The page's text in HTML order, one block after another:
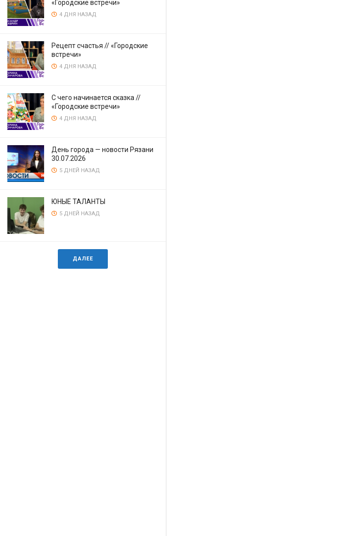
«Городские встречи»
4 ДНЯ НАЗАД
Рецепт счастья // «Городские
встречи»
4 ДНЯ НАЗАД
С чего начинается сказка //
«Городские встречи»
4 ДНЯ НАЗАД
День города — новости Рязани
30.07.2026
5 ДНЕЙ НАЗАД
ЮНЫЕ ТАЛАНТЫ
5 ДНЕЙ НАЗАД
ДАЛЕЕ